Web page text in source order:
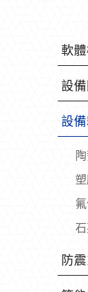
軟
設
設
防